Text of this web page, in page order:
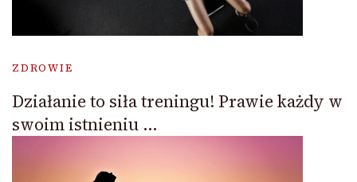
ZDROWIE
Działanie to siła treningu! Prawie każdy w
swoim istnieniu …